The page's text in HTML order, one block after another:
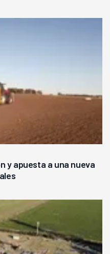
y apuesta a una nueva